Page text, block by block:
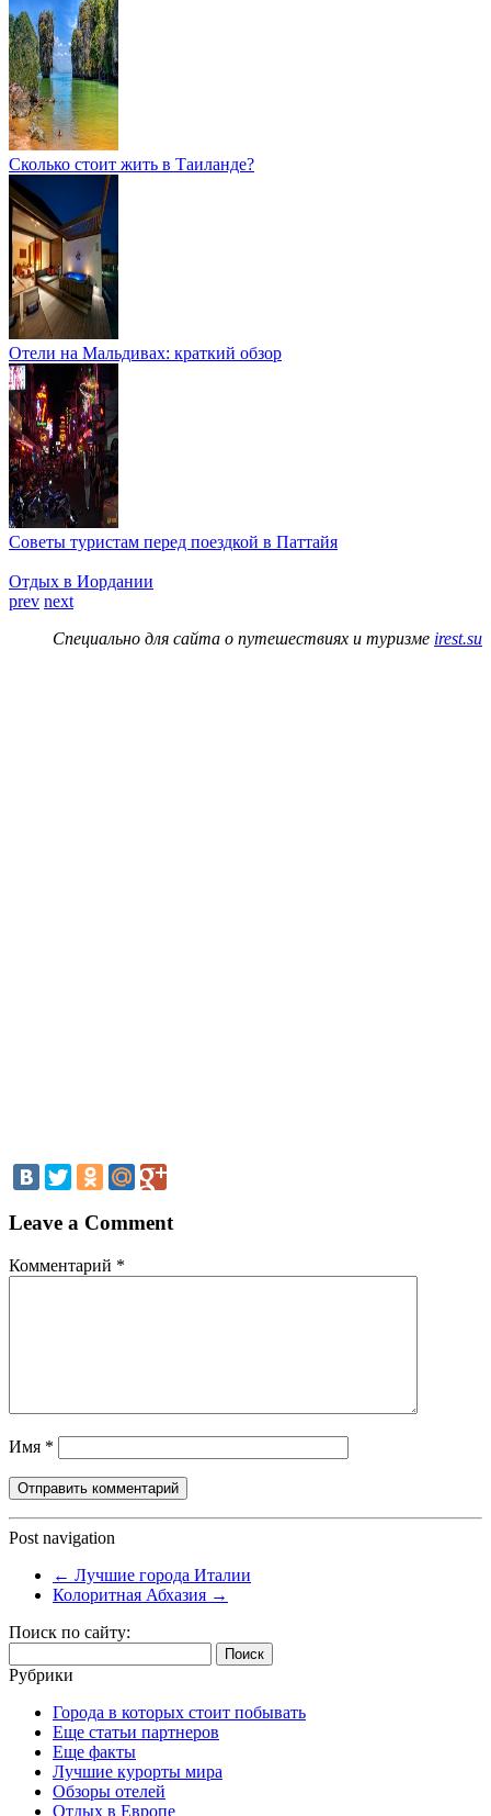
Сколько стоит жить в Таиланде?
Отели на Мальдивах: краткий обзор
Советы туристам перед поездкой в Паттайя
Отдых в Иордании
prev next
Специально для сайта о путешествиях и туризме irest.su
Leave a Comment
Комментарий *
Имя *
Post navigation
← Лучшие города Италии
Колоритная Абхазия →
Поиск по сайту:
Рубрики
Города в которых стоит побывать
Еще статьи партнеров
Еще факты
Лучшие курорты мира
Обзоры отелей
Отдых в Европе